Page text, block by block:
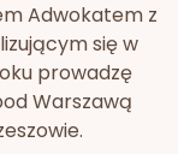
Adwokatem z
się w
prowadzę
Warszawą